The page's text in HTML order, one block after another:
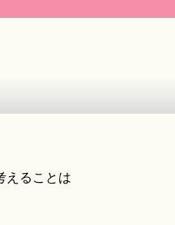
えることは